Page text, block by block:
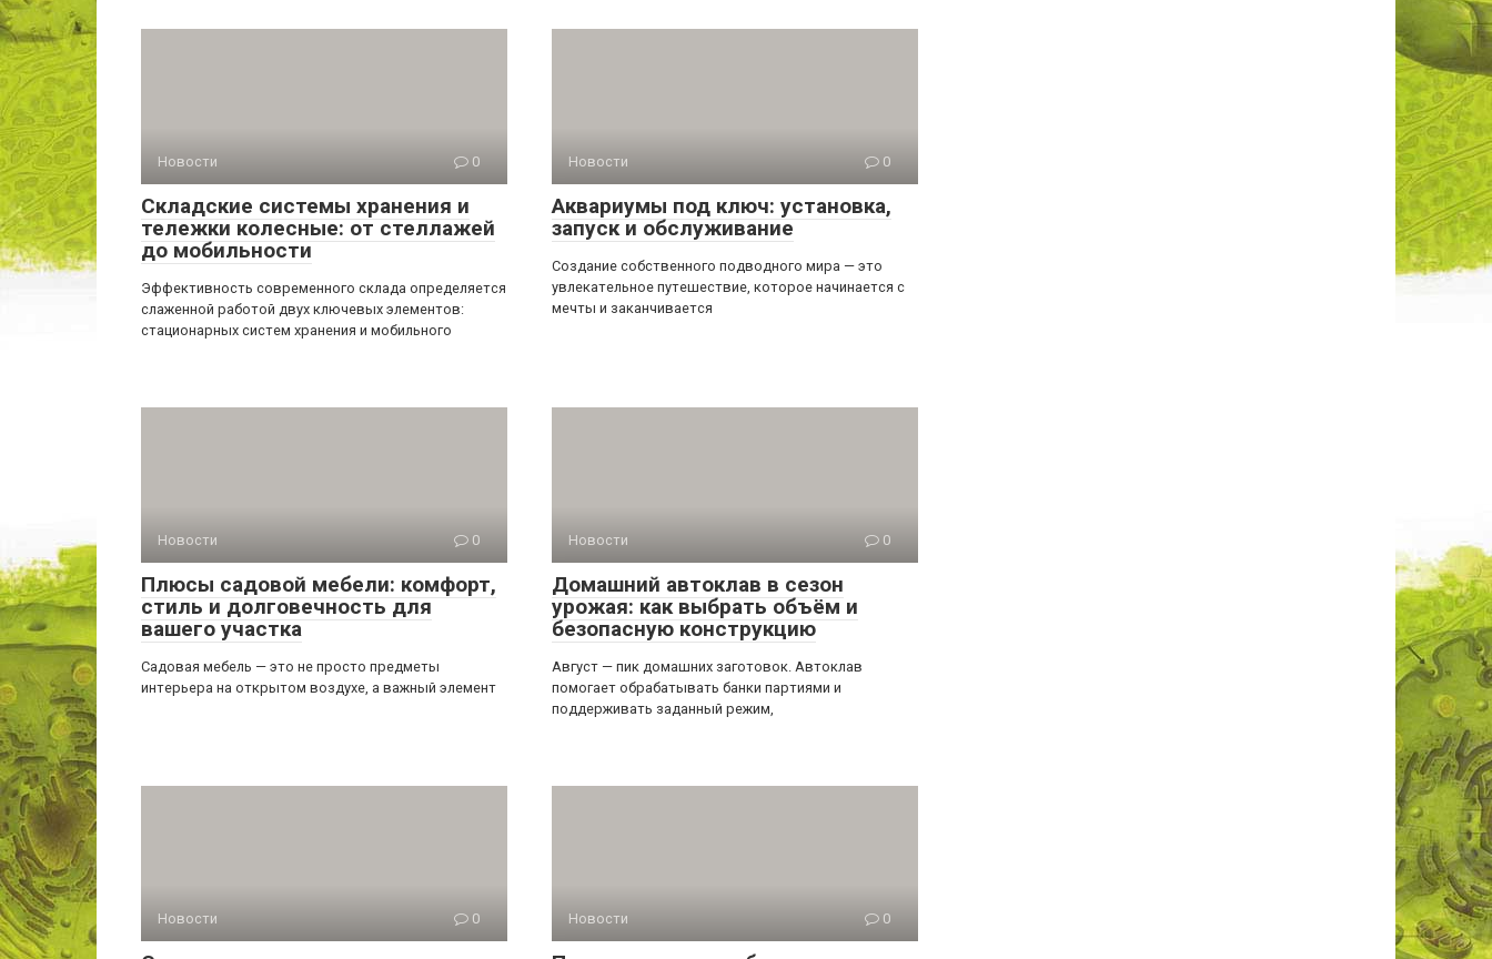
Новости 0
Складские системы хранения и
тележки колесные: от стеллажей
до мобильности
Эффективность современного склада определяется
слаженной работой двух ключевых элементов:
стационарных систем хранения и мобильного
Новости 0
Аквариумы под ключ: установка,
запуск и обслуживание
Создание собственного подводного мира — это
увлекательное путешествие, которое начинается с
мечты и заканчивается
Новости 0
Плюсы садовой мебели: комфорт,
стиль и долговечность для
вашего участка
Садовая мебель — это не просто предметы
интерьера на открытом воздухе, а важный элемент
Новости 0
Домашний автоклав в сезон
урожая: как выбрать объём и
безопасную конструкцию
Август — пик домашних заготовок. Автоклав
помогает обрабатывать банки партиями и
поддерживать заданный режим,
Новости 0 Новости 0